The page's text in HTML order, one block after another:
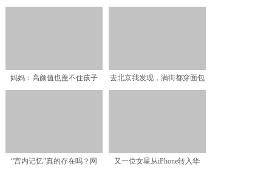
妈妈：高颜值也盖不住孩子
去北京我发现，满街都穿面包
“宫内记忆”真的存在吗？网
又一位女星从iPhone转入华